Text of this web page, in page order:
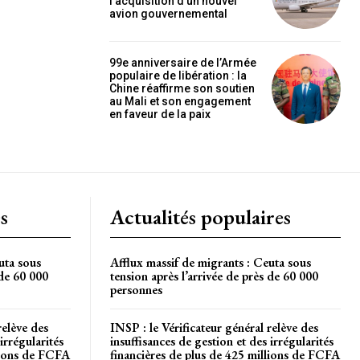
avion gouvernemental
99e anniversaire de l’Armée
populaire de libération : la
Chine réaffirme son soutien
au Mali et son engagement
en faveur de la paix
sous
60 000
des
de FCFA
Actualités populaires
Afflux massif de migrants : Ceuta sous
tension après l’arrivée de près de 60 000
personnes
INSP : le Vérificateur général relève des
insuffisances de gestion et des irrégularités
financières de plus de 425 millions de FCFA